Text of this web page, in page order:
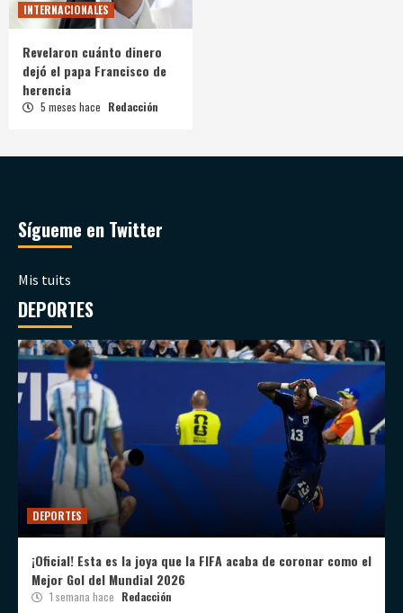
INTERNACIONALES
Revelaron cuánto dinero
dejó el papa Francisco de
herencia
5 meses hace Redacción
Sígueme en Twitter
Mis tuits
DEPORTES
DEPORTES
¡Oficial! Esta es la joya que la FIFA acaba de coronar como el
Mejor Gol del Mundial 2026
1 semana hace Redacción